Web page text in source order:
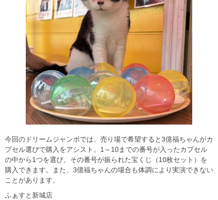
今回のドリームジャンボでは、売り場で希望すると3億福ちゃんがカ
プセル選びで購入をアシスト。1～10までの番号が入ったカプセル
の中から1つを選び、その番号が振られた宝くじ（10枚セット）を
購入できます。また、3億福ちゃんの場合も体調により実演できない
ことがあります。
ふぁすと新城店